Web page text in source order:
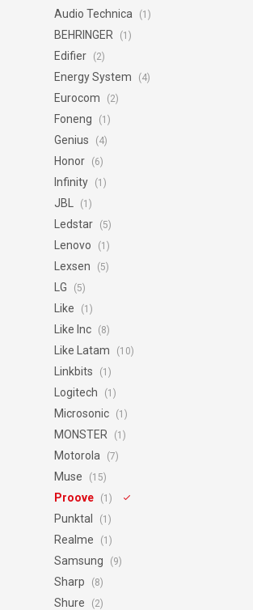
Audio Technica (1)
BEHRINGER (1)
Edifier (2)
Energy System (4)
Eurocom (2)
Foneng (1)
Genius (4)
Honor (6)
Infinity (1)
JBL (1)
Ledstar (5)
Lenovo (1)
Lexsen (5)
LG (5)
Like (1)
Like Inc (8)
Like Latam (10)
Linkbits (1)
Logitech (1)
Microsonic (1)
MONSTER (1)
Motorola (7)
Muse (15)
Proove (1)
Punktal (1)
Realme (1)
Samsung (9)
Sharp (8)
Shure (2)